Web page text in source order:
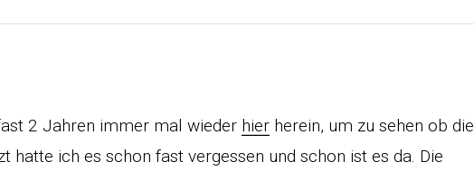
2 Jahren immer mal wieder hier herein, um zu sehen ob die
hatte ich es schon fast vergessen und schon ist es da. Die